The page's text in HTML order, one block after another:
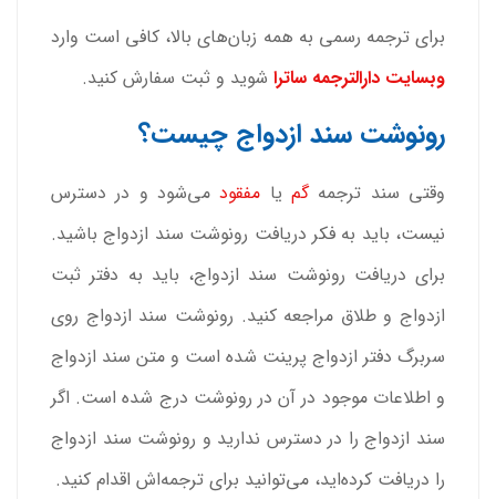
برای ترجمه رسمی به همه زبان‌های بالا، کافی است وارد
وبسایت دارالترجمه ساترا شوید و ثبت سفارش کنید.
رونوشت سند ازدواج چیست؟
وقتی سند ترجمهگم یا مفقود می‌شود و در دسترس
نیست، باید به فکر دریافت رونوشت سند ازدواج باشید.
برای دریافت رونوشت سند ازدواج، باید به دفتر ثبت
ازدواج و طلاق مراجعه کنید. رونوشت سند ازدواج روی
سربرگ دفتر ازدواج پرینت شده است و متن سند ازدواج
و اطلاعات موجود در آن در رونوشت درج شده است. اگر
سند ازدواج را در دسترس ندارید و رونوشت سند ازدواج
را دریافت کرده‌اید، می‌توانید برای ترجمه‌اش اقدام کنید.